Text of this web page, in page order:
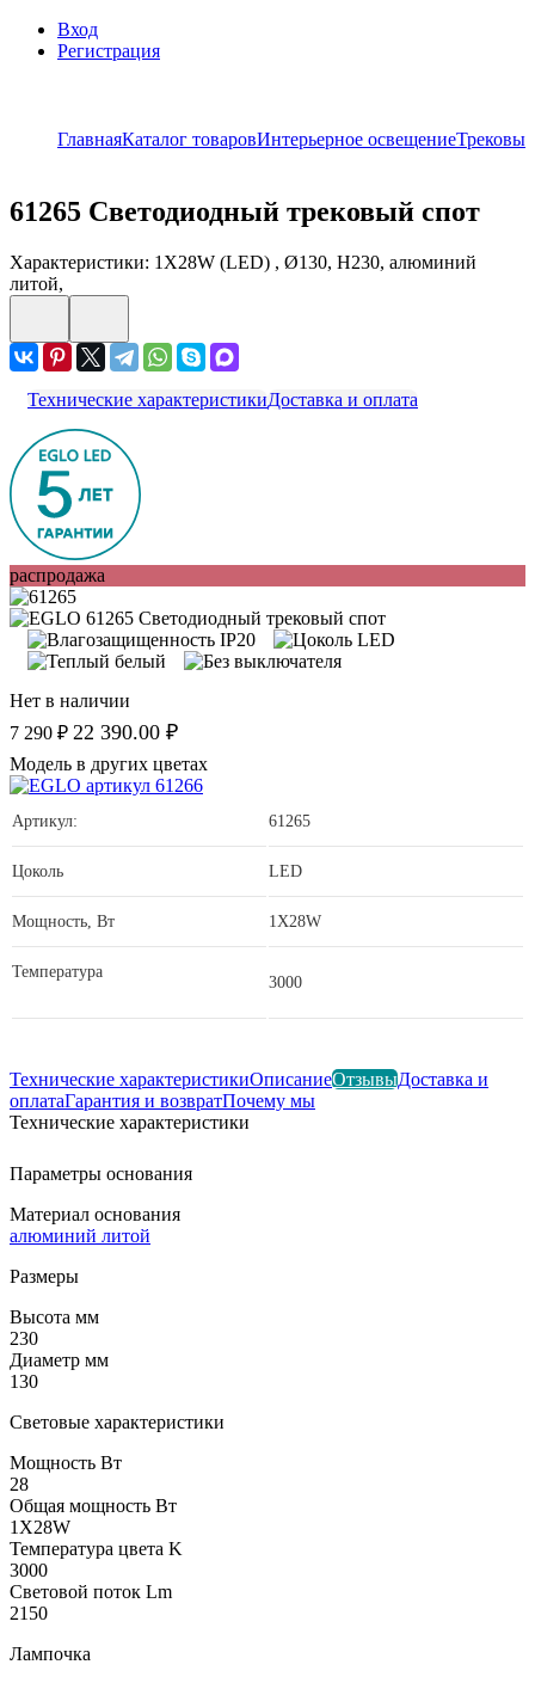
Вход
Регистрация
ГлавнаяКаталог товаровИнтерьерное освещение
61265 Светодиодный трековый спот
Характеристики: 1X28W (LED) , Ø130, H230, алюминий
литой,
Технические характеристикиДоставка и оплата
распродажа
Нет в наличии
7 290 ₽ 22 390.00 ₽
Модель в других цветах
Артикул: 61265
Цоколь LED
Мощность, Вт 1X28W
Температура
3000
Технические характеристикиОписаниеОтзывыДоставка и
оплатаГарантия и возвратПочему мы
Технические характеристики
Параметры основания
Материал основания
алюминий литой
Размеры
Высота мм
230
Диаметр мм
130
Световые характеристики
Мощность Вт
28
Общая мощность Вт
1X28W
Температура цвета K
3000
Световой поток Lm
2150
Лампочка